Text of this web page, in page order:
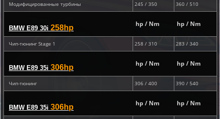
Модифицированные турбины 245 / 350 360 / 510
BMW E89 30i 258hp hp / Nm hp / Nm
Чип-тюнинг Stage 1 258 / 310 283 / 340
BMW E89 35i 306hp hp / Nm hp / Nm
Чип-тюнинг 306 / 400 390 / 540
BMW E89 35i 306hp hp / Nm hp / Nm